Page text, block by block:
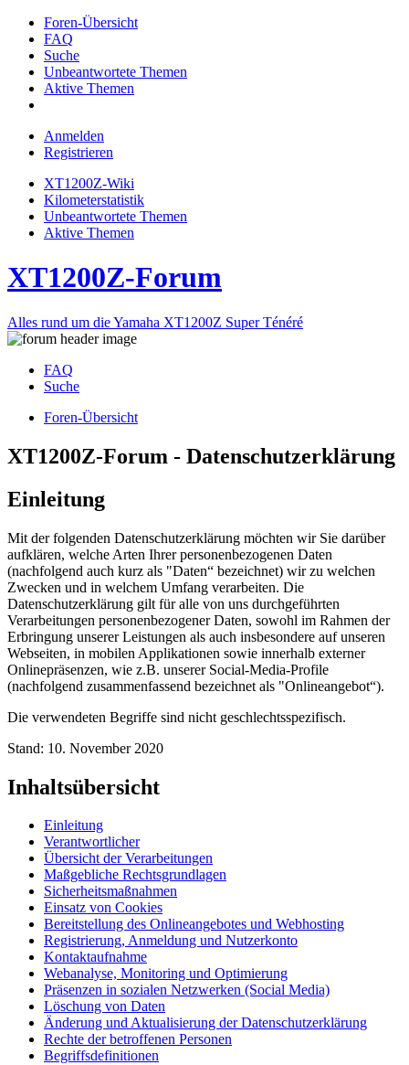
Foren-Übersicht
FAQ
Suche
Unbeantwortete Themen
Aktive Themen
Anmelden
Registrieren
XT1200Z-Wiki
Kilometerstatistik
Unbeantwortete Themen
Aktive Themen
XT1200Z-Forum
Alles rund um die Yamaha XT1200Z Super Ténéré
FAQ
Suche
Foren-Übersicht
XT1200Z-Forum - Datenschutzerklärung
Einleitung
Mit der folgenden Datenschutzerklärung möchten wir Sie darüber
aufklären, welche Arten Ihrer personenbezogenen Daten
(nachfolgend auch kurz als "Daten“ bezeichnet) wir zu welchen
Zwecken und in welchem Umfang verarbeiten. Die
Datenschutzerklärung gilt für alle von uns durchgeführten
Verarbeitungen personenbezogener Daten, sowohl im Rahmen der
Erbringung unserer Leistungen als auch insbesondere auf unseren
Webseiten, in mobilen Applikationen sowie innerhalb externer
Onlinepräsenzen, wie z.B. unserer Social-Media-Profile
(nachfolgend zusammenfassend bezeichnet als "Onlineangebot“).
Die verwendeten Begriffe sind nicht geschlechtsspezifisch.
Stand: 10. November 2020
Inhaltsübersicht
Einleitung
Verantwortlicher
Übersicht der Verarbeitungen
Maßgebliche Rechtsgrundlagen
Sicherheitsmaßnahmen
Einsatz von Cookies
Bereitstellung des Onlineangebotes und Webhosting
Registrierung, Anmeldung und Nutzerkonto
Kontaktaufnahme
Webanalyse, Monitoring und Optimierung
Präsenzen in sozialen Netzwerken (Social Media)
Löschung von Daten
Änderung und Aktualisierung der Datenschutzerklärung
Rechte der betroffenen Personen
Begriffsdefinitionen